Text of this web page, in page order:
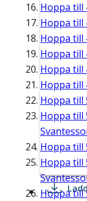
Hoppa till
Hoppa till
Hoppa till
Hoppa till
Hoppa till
Hoppa till
Hoppa till
Hoppa till
Hoppa till
Hoppa till
Hoppa till